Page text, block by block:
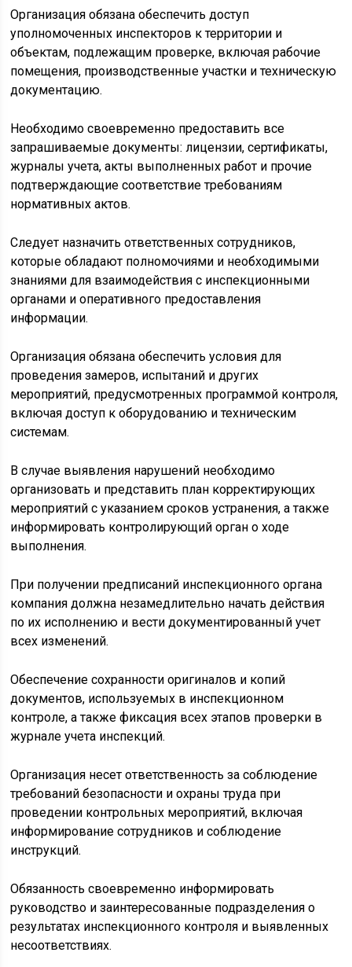
Организация обязана обеспечить доступ
уполномоченных инспекторов к территории и
объектам, подлежащим проверке, включая рабочие
помещения, производственные участки и техническую
документацию.
Необходимо своевременно предоставить все
запрашиваемые документы: лицензии, сертификаты,
журналы учета, акты выполненных работ и прочие
подтверждающие соответствие требованиям
нормативных актов.
Следует назначить ответственных сотрудников,
которые обладают полномочиями и необходимыми
знаниями для взаимодействия с инспекционными
органами и оперативного предоставления
информации.
Организация обязана обеспечить условия для
проведения замеров, испытаний и других
мероприятий, предусмотренных программой контроля,
включая доступ к оборудованию и техническим
системам.
В случае выявления нарушений необходимо
организовать и представить план корректирующих
мероприятий с указанием сроков устранения, а также
информировать контролирующий орган о ходе
выполнения.
При получении предписаний инспекционного органа
компания должна незамедлительно начать действия
по их исполнению и вести документированный учет
всех изменений.
Обеспечение сохранности оригиналов и копий
документов, используемых в инспекционном
контроле, а также фиксация всех этапов проверки в
журнале учета инспекций.
Организация несет ответственность за соблюдение
требований безопасности и охраны труда при
проведении контрольных мероприятий, включая
информирование сотрудников и соблюдение
инструкций.
Обязанность своевременно информировать
руководство и заинтересованные подразделения о
результатах инспекционного контроля и выявленных
несоответствиях.